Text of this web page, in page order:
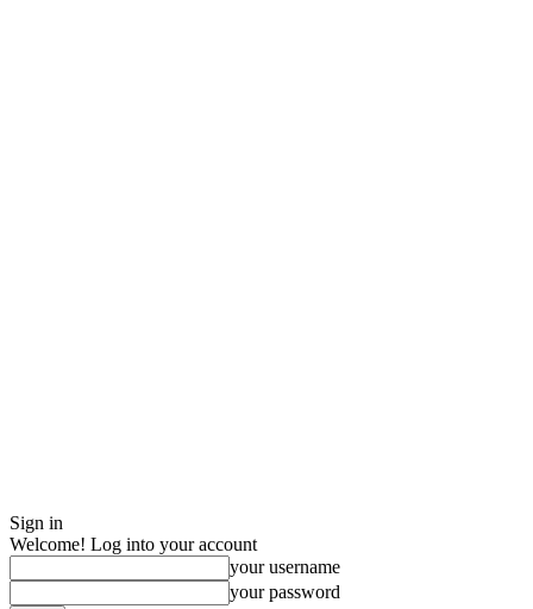
Sign in
Welcome! Log into your account
your username
your password